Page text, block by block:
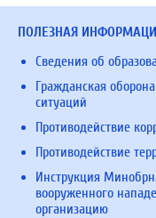
ПОЛЕЗНАЯ
Сведения об
Гражданская
ситуаций
Противодействие
Противодействие
Инструкция
вооруженного
организацию